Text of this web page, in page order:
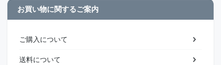
お買い物に関するご案内
ご購入について
送料について